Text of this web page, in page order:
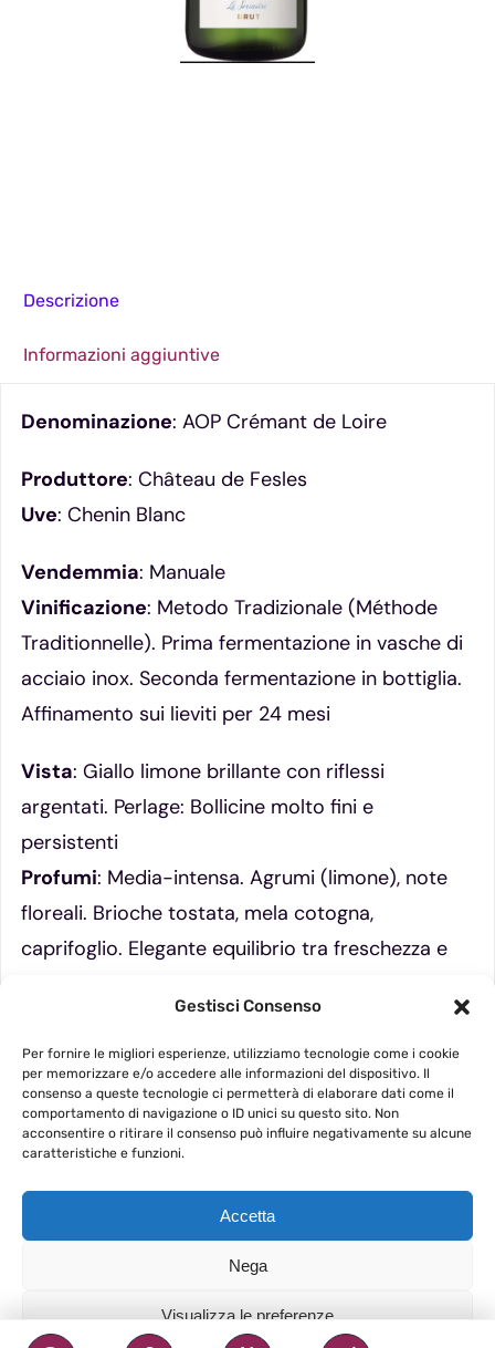
Gestisci Consenso
Per fornire le migliori esperienze, utilizziamo tecnologie come i cookie
per memorizzare e/o accedere alle informazioni del dispositivo. Il
consenso a queste tecnologie ci permetterà di elaborare dati come il
comportamento di navigazione o ID unici su questo sito. Non
acconsentire o ritirare il consenso può influire negativamente su alcune
caratteristiche e funzioni.
Accetta
Nega
Visualizza le preferenze
Descrizione
Informazioni aggiuntive
Denominazione: AOP Crémant de Loire
Produttore: Château de Fesles
Uve: Chenin Blanc
Vendemmia: Manuale
Vinificazione: Metodo Tradizionale (Méthode
Traditionnelle). Prima fermentazione in vasche di
acciaio inox. Seconda fermentazione in bottiglia.
Affinamento sui lieviti per 24 mesi
Vista: Giallo limone brillante con riflessi
argentati. Perlage: Bollicine molto fini e
persistenti
Profumi: Media-intensa. Agrumi (limone), note
floreali. Brioche tostata, mela cotogna,
caprifoglio. Elegante equilibrio tra freschezza e
: Vibrante e ben equilibrata. Onctueuse
(cremosa) e persistente. Sentori tostati
dall’affinamento sui lieviti. Finale lungo e minerale